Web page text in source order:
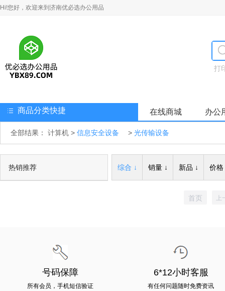
Hi!您好，欢迎来到济南优必选办公用品
打
商品分类快捷 在线商城 办公
全部结果： 计算机 > 信息安全设备 > 光传输设备
热销推荐 综合 ↓ 销量 ↓ 新品 ↓ 价格
首页 上
号码保障
所有会员，手机短信验证
6*12小时客服
有任何问题随时免费资讯